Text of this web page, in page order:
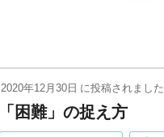
2020年12月30日 に投稿されました
「困難」の捉え方